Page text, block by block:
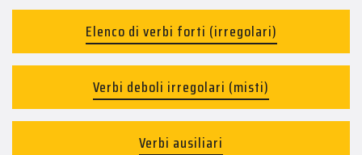
Elenco di verbi forti (irregolari)
Verbi deboli irregolari (misti)
Verbi ausiliari